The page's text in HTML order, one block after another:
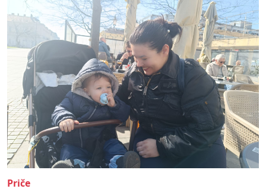
Priče